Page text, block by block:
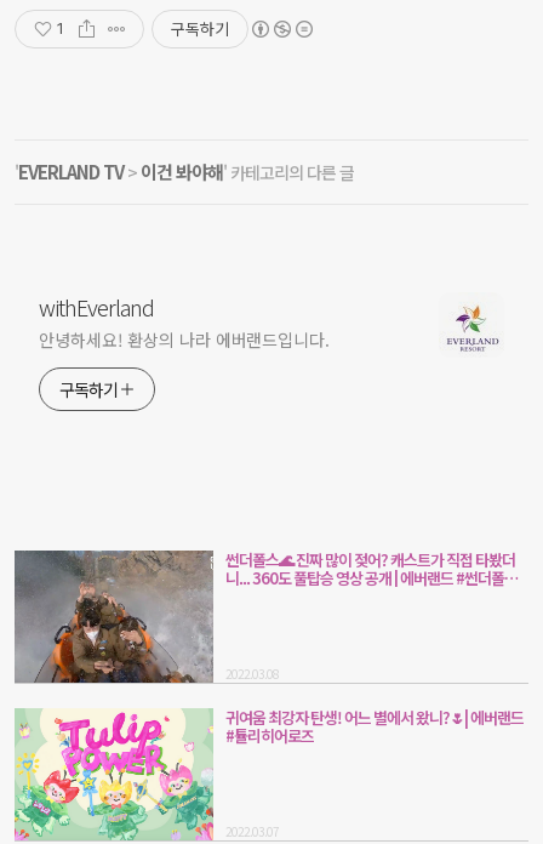
1 구독하기
'EVERLAND TV> 이건 봐야해' 카테고리의 다른 글
withEverland
안녕하세요! 환상의 나라 에버랜드입니다.
구독하기
썬더폴스🌊 진짜 많이 젖어? 캐스트가 직접 타봤더
니... 360도 풀탑승 영상 공개 | 에버랜드 #썬더폴스
2022.03.08
귀여움 최강자 탄생! 어느 별에서 왔니?🌷| 에버랜드
#튤리히어로즈
2022.03.07